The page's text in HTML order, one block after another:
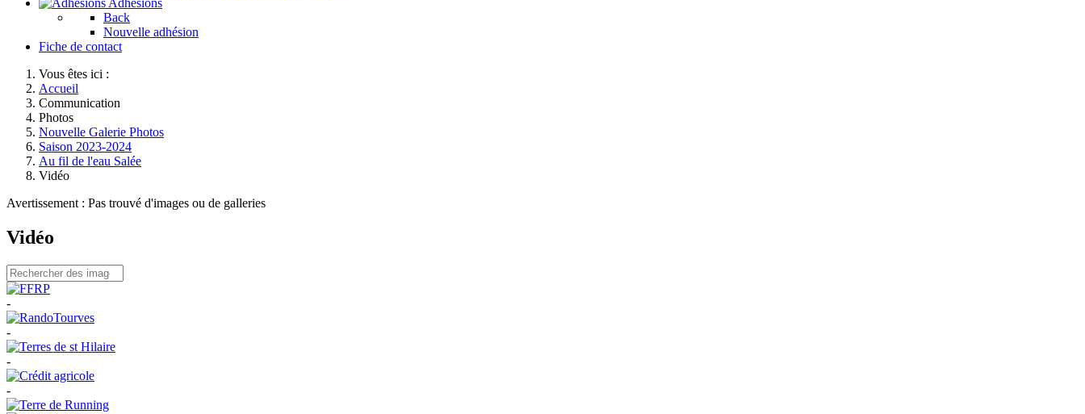
Adhésions
Back
Nouvelle adhésion
Fiche de contact
Vous êtes ici :
Accueil
Communication
Photos
Nouvelle Galerie Photos
Saison 2023-2024
Au fil de l'eau Salée
Vidéo
Avertissement : Pas trouvé d'images ou de galleries
Vidéo
-
-
-
-